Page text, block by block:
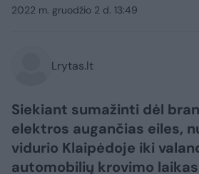
2022 m. gruodžio 2 d. 13:49
Lrytas.lt
Siekiant sumažinti dėl
elektros augančias eiles,
vidurio Klaipėdoje iki
automobilių krovimo